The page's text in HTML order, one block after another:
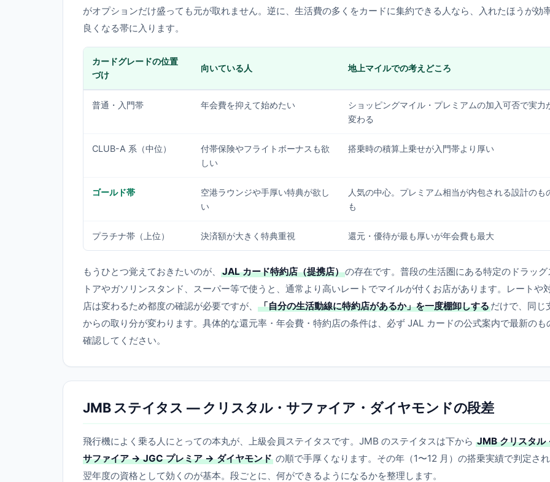
がオプションだけ盛っても元が取れません。逆に、生活費の多くをカードに集約できる人なら、入れたほうが効
良くなる帯に入ります。
カードグレードの位置
づけ
向いている人 地上マイルでの考えどころ
普通・入門帯 年会費を抑えて始めたい
ショッピングマイル・プレミアムの加入可否で実力
変わる
CLUB-A 系（中位）
付帯保険やフライトボーナスも欲
しい
搭乗時の積算上乗せが入門帯より厚い
ゴールド帯
空港ラウンジや手厚い特典が欲し
い
人気の中心。プレミアム相当が内包される設計のも
も
プラチナ帯（上位） 決済額が大きく特典重視 還元・優待が最も厚いが年会費も最大
もうひとつ覚えておきたいのが、 JAL カード特約店（提携店）の存在です。普段の生活圏にある特定のドラッグ
トアやガソリンスタンド、スーパー等で使うと、通常より高いレートでマイルが付くお店があります。レートや
店は変わるため都度の確認が必要ですが、
「自分の生活動線に特約店があるか」を一度棚卸しするだけで、同じ
からの取り分が変わります。具体的な還元率・年会費・特約店の条件は、必ず JAL カードの公式案内で最新のも
確認してください。
JMB ステイタス — クリスタル・サファイア・ダイヤモンドの段差
飛行機によく乗る人にとっての本丸が、上級会員ステイタスです。JMB のステイタスは下から JMB クリスタ
サファイア → JGC プレミア → ダイヤモンド の順で手厚くなります。その年（1〜12 月）の搭乗実績で判定され
翌年度の資格として効くのが基本。段ごとに、何ができるようになるかを整理します。